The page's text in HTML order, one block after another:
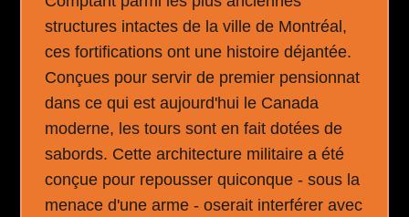
structures intactes de la ville de Montréal,
ces fortifications ont une histoire déjantée.
Conçues pour servir de premier pensionnat
dans ce qui est aujourd'hui le Canada
moderne, les tours sont en fait dotées de
sabords. Cette architecture militaire a été
conçue pour repousser quiconque - sous la
menace d'une arme - oserait interférer avec